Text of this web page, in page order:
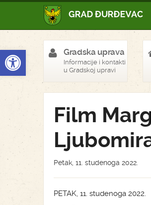
Open toolbar Gradska uprava
Informacije i kontakti
u Gradskoj upravi
Film
Petak, 11. studenoga 2022.
PETAK, 11. studenoga 2022.